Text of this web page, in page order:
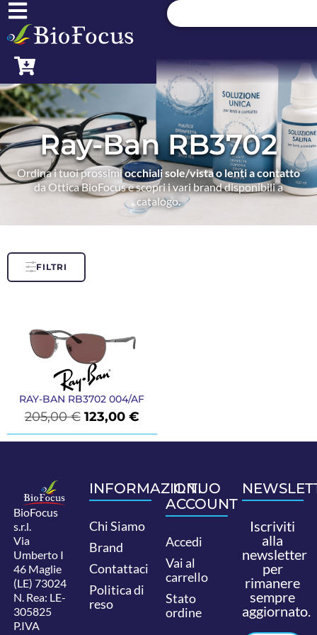
Ray-Ban RB3702
Ordina i tuoi prossimiocchiali sole/vista o lenti a contatto
da Ottica BioFocus e scopri i vari brand disponibili a
catalogo.
FILTRI
RAY-BAN RB3702 004/AF
205,00€ 123,00 €
BioFocus
s.r.l.
Via
Umberto I
46 Maglie
(LE) 73024
N. Rea: LE-
305825
P.IVA
INFORMAZIONI
Chi Siamo
Brand
Contattaci
Politica di
reso
IL TUO
ACCOUNT
Accedi
Vai al
carrello
Stato
ordine
Iscriviti
alla
newsletter
per
rimanere
sempre
aggiornato.